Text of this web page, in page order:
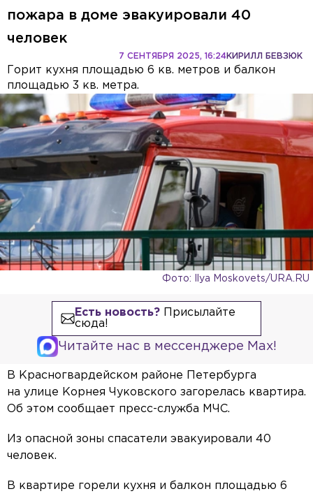
пожара в доме эвакуировали 40
человек
КИРИЛЛ БЕВЗЮК
7 СЕНТЯБРЯ 2025, 16:24
Горит кухня площадью 6 кв. метров и балкон
площадью 3 кв. метра.
Фото: Ilya Moskovets/URA.RU
Есть новость?Присылайте
сюда!
Читайте нас в мессенджере Max!
В Красногвардейском районе Петербурга
на улице Корнея Чуковского загорелась квартира.
Об этом сообщает пресс-служба МЧС.
Из опасной зоны спасатели эвакуировали 40
человек.
В квартире горели кухня и балкон площадью 6